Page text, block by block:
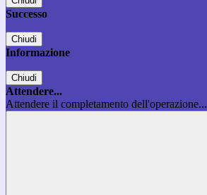
Successo
Chiudi
Informazione
Chiudi
Attendere...
Attendere il completamento dell'operazione...